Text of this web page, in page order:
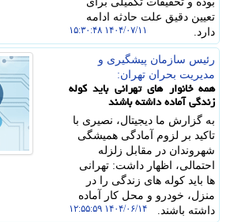
تعیین دقیق علت حادثه ادامه
دارد.
۱۴۰۴/۰۷/۱۱ ۱۵:۳۰:۴۸
رئیس سازمان پیشگیری و
مدیریت بحران تهران:
همه خانوار های تهرانی باید کوله
زندگی آماده داشته باشند
به گزارش ما دیجیتال، نصیری با
تاکید بر لزوم آمادگی همیشگی
شهروندان در مقابل زلزله
احتمالی، اظهار داشت: تهرانی
ها باید کوله های زندگی را در
منزل، خودرو و محل کار آماده
داشته باشند.
۱۴۰۴/۰۶/۱۴ ۱۲:۵۵:۵۹